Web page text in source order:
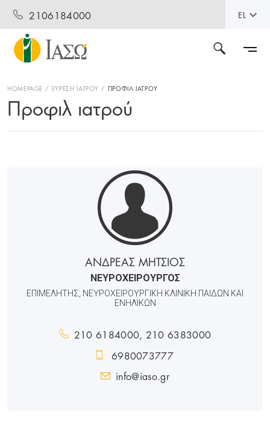
2106184000 EL
HOMEPAGE ΕΥΡΕΣΗ ΙΑΤΡΟΥ ΠΡΟΦΙΛ ΙΑΤΡΟΥ
Προφιλ ιατρού
ΑΝΔΡΕΑΣ ΜΗΤΣΙΟΣ
ΝΕΥΡΟΧΕΙΡΟΥΡΓΟΣ
ΕΠΙΜΕΛΗΤΗΣ, ΝΕΥΡΟΧΕΙΡΟΥΡΓΙΚΗ ΚΛΙΝΙΚΗ ΠΑΙΔΩΝ ΚΑΙ
ΕΝΗΛΙΚΩΝ
210 6184000, 210 6383000
6980073777
info@iaso.gr